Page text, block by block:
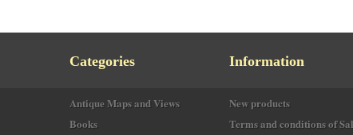
Categories
Antique Maps and Views
Books
Information
New products
Terms and conditions of